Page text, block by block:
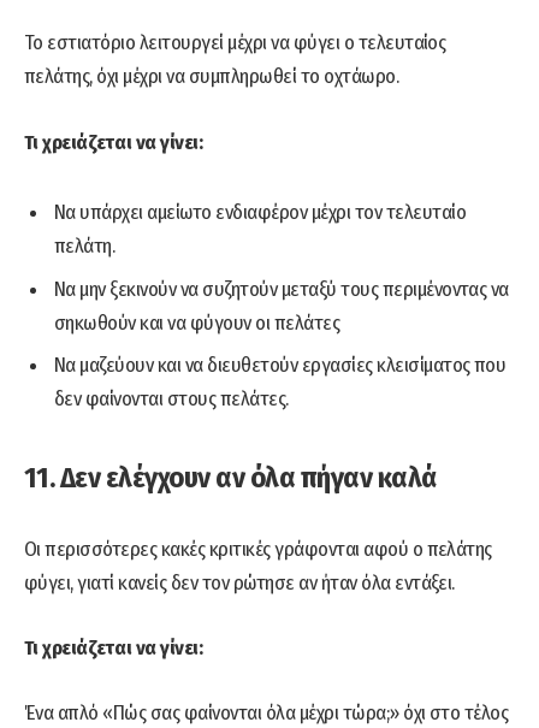
Το εστιατόριο λειτουργεί μέχρι να φύγει ο τελευταίος
πελάτης, όχι μέχρι να συμπληρωθεί το οχτάωρο.
Τι χρειάζεται να γίνει:
Να υπάρχει αμείωτο ενδιαφέρον μέχρι τον τελευταίο
πελάτη.
Να μην ξεκινούν να συζητούν μεταξύ τους περιμένοντας να
σηκωθούν και να φύγουν οι πελάτες
Να μαζεύουν και να διευθετούν εργασίες κλεισίματος που
δεν φαίνονται στους πελάτες.
11. Δεν ελέγχουν αν όλα πήγαν καλά
Οι περισσότερες κακές κριτικές γράφονται αφού ο πελάτης
φύγει, γιατί κανείς δεν τον ρώτησε αν ήταν όλα εντάξει.
Τι χρειάζεται να γίνει:
Ένα απλό «Πώς σας φαίνονται όλα μέχρι τώρα;» όχι στο τέλος